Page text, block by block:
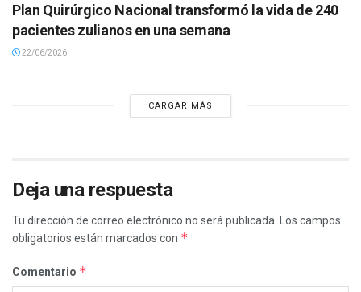
Plan Quirúrgico Nacional transformó la vida de 240
pacientes zulianos en una semana
22/06/2026
CARGAR MÁS
Deja una respuesta
Tu dirección de correo electrónico no será publicada.
Los campos
obligatorios están marcados con *
Comentario *